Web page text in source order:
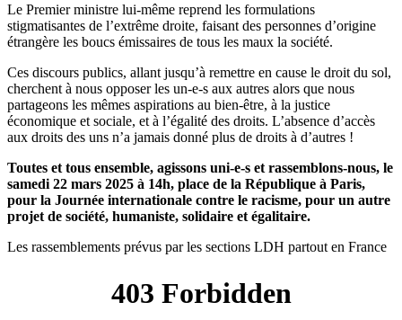
Le Premier ministre lui-même reprend les formulations
stigmatisantes de l’extrême droite, faisant des personnes d’origine
étrangère les boucs émissaires de tous les maux la société.
Ces discours publics, allant jusqu’à remettre en cause le droit du sol,
cherchent à nous opposer les un-e-s aux autres alors que nous
partageons les mêmes aspirations au bien-être, à la justice
économique et sociale, et à l’égalité des droits. L’absence d’accès
aux droits des uns n’a jamais donné plus de droits à d’autres !
Toutes et tous ensemble, agissons uni-e-s et rassemblons-nous, le
samedi 22 mars 2025 à 14h, place de la République à Paris,
pour la Journée internationale contre le racisme, pour un autre
projet de société, humaniste, solidaire et égalitaire.
Les rassemblements prévus par les sections LDH partout en France